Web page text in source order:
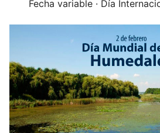
Fecha variable · Día